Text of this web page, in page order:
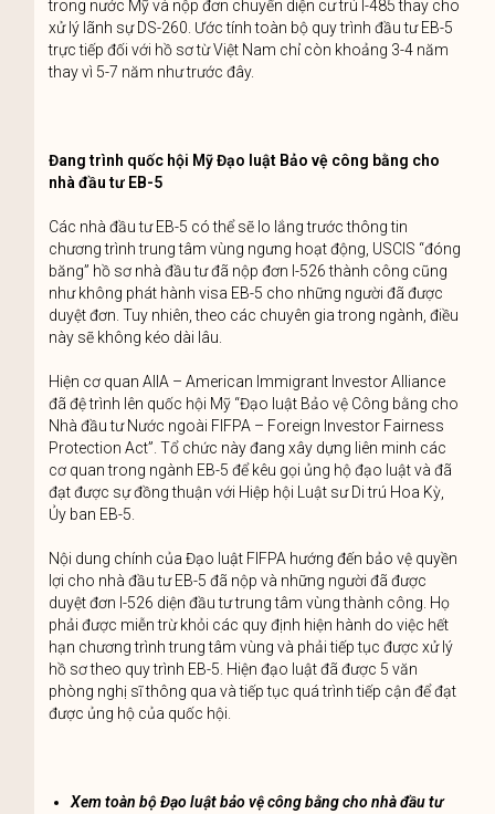
trong nước Mỹ và nộp đơn chuyển diện cư trú I-485 thay cho
xử lý lãnh sự DS-260. Ước tính toàn bộ quy trình đầu tư EB-5
trực tiếp đối với hồ sơ từ Việt Nam chỉ còn khoảng 3-4 năm
thay vì 5-7 năm như trước đây.
Đang trình quốc hội Mỹ Đạo luật Bảo vệ công bằng cho
nhà đầu tư EB-5
Các nhà đầu tư EB-5 có thể sẽ lo lắng trước thông tin
chương trình trung tâm vùng ngưng hoạt động, USCIS “đóng
băng” hồ sơ nhà đầu tư đã nộp đơn I-526 thành công cũng
như không phát hành visa EB-5 cho những người đã được
duyệt đơn. Tuy nhiên, theo các chuyên gia trong ngành, điều
này sẽ không kéo dài lâu.
Hiện cơ quan AIIA – American Immigrant Investor Alliance
đã đệ trình lên quốc hội Mỹ “Đạo luật Bảo vệ Công bằng cho
Nhà đầu tư Nước ngoài FIFPA – Foreign Investor Fairness
Protection Act”. Tổ chức này đang xây dựng liên minh các
cơ quan trong ngành EB-5 để kêu gọi ủng hộ đạo luật và đã
đạt được sự đồng thuận với Hiệp hội Luật sư Di trú Hoa Kỳ,
Ủy ban EB-5.
Nội dung chính của Đạo luật FIFPA hướng đến bảo vệ quyền
lợi cho nhà đầu tư EB-5 đã nộp và những người đã được
duyệt đơn I-526 diện đầu tư trung tâm vùng thành công. Họ
phải được miễn trừ khỏi các quy định hiện hành do việc hết
hạn chương trình trung tâm vùng và phải tiếp tục được xử lý
hồ sơ theo quy trình EB-5. Hiện đạo luật đã được 5 văn
phòng nghị sĩ thông qua và tiếp tục quá trình tiếp cận để đạt
được ủng hộ của quốc hội.
Xem toàn bộ Đạo luật bảo vệ công bằng cho nhà đầu tư